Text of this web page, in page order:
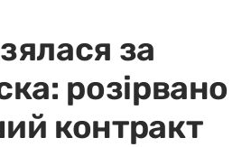
за
розірвано
контракт